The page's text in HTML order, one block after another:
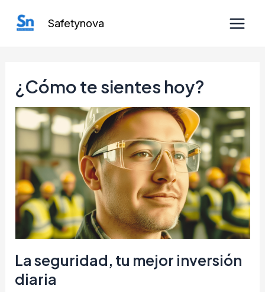
Safetynova
¿Cómo te sientes hoy?
La seguridad, tu mejor inversión
diaria